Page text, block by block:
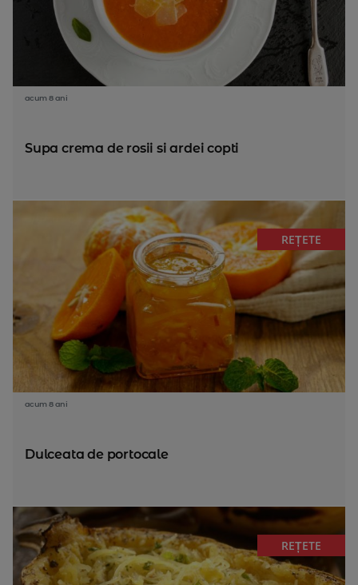
acum 8 ani
Supa crema de rosii si ardei copti
REȚETE
acum 8 ani
Dulceata de portocale
REȚETE